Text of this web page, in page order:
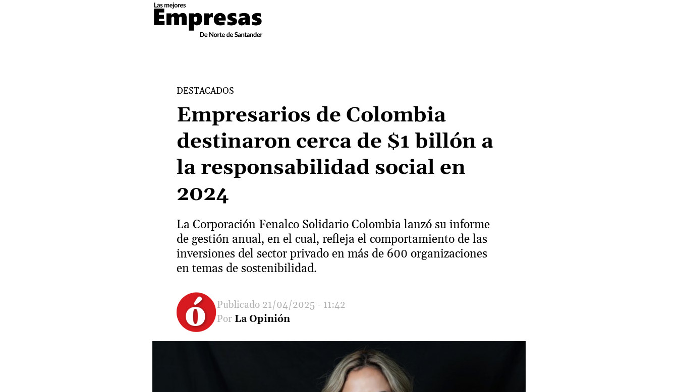
DESTACADOS
Empresarios de Colombia
destinaron cerca de $1 billón a
la responsabilidad social en
2024
La Corporación Fenalco Solidario Colombia lanzó su informe
de gestión anual, en el cual, refleja el comportamiento de las
inversiones del sector privado en más de 600 organizaciones
en temas de sostenibilidad.
21/04/2025 - 11:42
La Opinión